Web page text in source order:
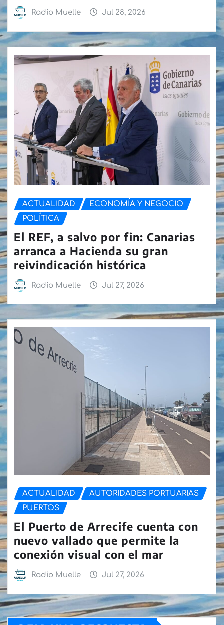
Radio Muelle Jul 28, 2026
ACTUALIDAD
ECONOMÍA Y NEGOCIO
POLÍTICA
El REF, a salvo por fin: Canarias
arranca a Hacienda su gran
reivindicación histórica
Radio Muelle Jul 27, 2026
ACTUALIDAD
AUTORIDADES PORTUARIAS
PUERTOS
El Puerto de Arrecife cuenta con
nuevo vallado que permite la
conexión visual con el mar
Radio Muelle Jul 27, 2026